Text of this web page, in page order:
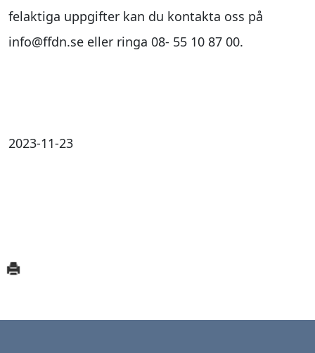
felaktiga uppgifter kan du kontakta oss på
info@ffdn.se eller ringa 08- 55 10 87 00.
2023-11-23